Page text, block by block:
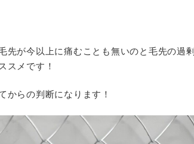
先が今以上に痛むことも無いのと毛先の過剰
スメです！
からの判断になります！